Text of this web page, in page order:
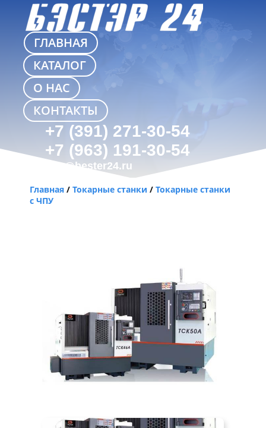
ГЛАВНАЯ
КАТАЛОГ
О НАС
КОНТАКТЫ
+7 (391) 271-30-54
+7 (963) 191-30-54
info@bester24.ru
Главная /Токарные станки /Токарные станки
с ЧПУ